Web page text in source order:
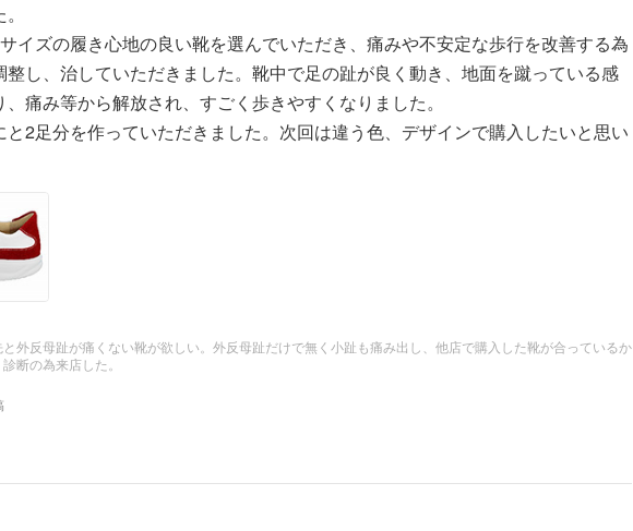
イズの履き心地の良い靴を選んでいただき、痛みや不安定な歩行を改善する為
整し、治していただきました。靴中で足の趾が良く動き、地面を蹴っている感
、痛み等から解放され、すごく歩きやすくなりました。
と2足分を作っていただきました。次回は違う色、デザインで購入したいと思い
外反母趾が痛くない靴が欲しい。外反母趾だけで無く小趾も痛み出し、他店で購入した靴が合っているか
断の為来店した。